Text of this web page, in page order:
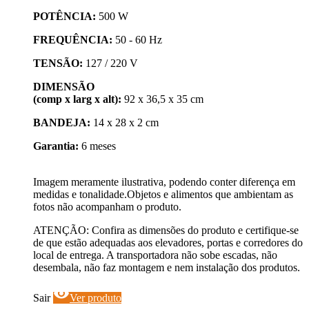
POTÊNCIA: 500 W
FREQUÊNCIA: 50 - 60 Hz
TENSÃO: 127 / 220 V
DIMENSÃO
(comp x larg x alt): 92 x 36,5 x 35 cm
BANDEJA: 14 x 28 x 2 cm
Garantia: 6 meses
Imagem meramente ilustrativa, podendo conter diferença em
medidas e tonalidade.Objetos e alimentos que ambientam as
fotos não acompanham o produto.
ATENÇÃO: Confira as dimensões do produto e certifique-se
de que estão adequadas aos elevadores, portas e corredores do
local de entrega. A transportadora não sobe escadas, não
desembala, não faz montagem e nem instalação dos produtos.
Sair visibilityVer produto